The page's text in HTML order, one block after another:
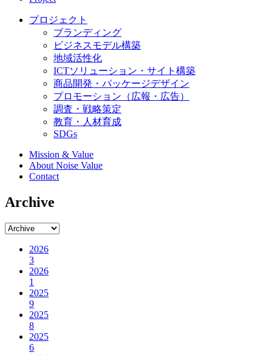
プロジェクト
ブランディング
ビジネスモデル構築
地域活性化
ICTソリューション・サイト構築
商品開発・パッケージデザイン
プロモーション（広報・広告）
調査・戦略策定
教育・人材育成
SDGs
Mission & Value
About Noise Value
Contact
Archive
2026
3
2026
1
2025
9
2025
8
2025
6